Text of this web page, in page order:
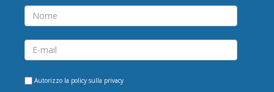
Autorizzo la policy sulla privacy